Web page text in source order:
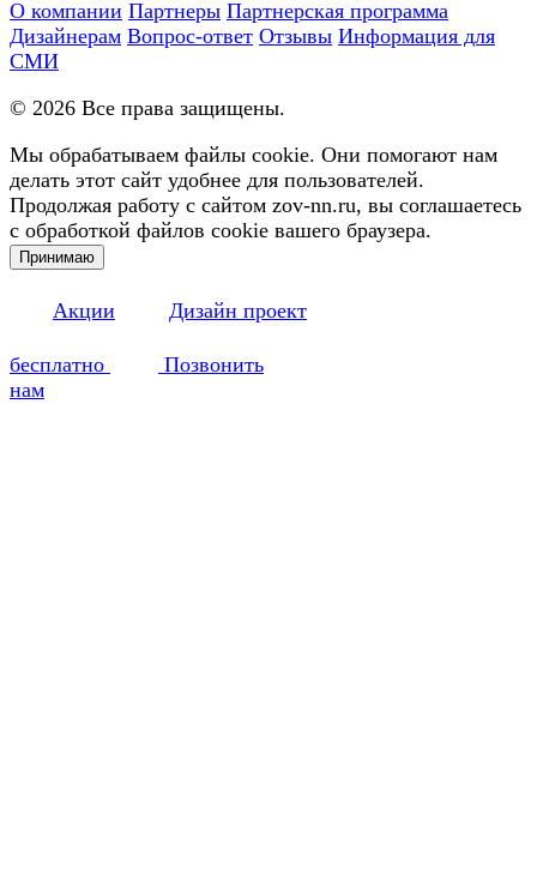
О компании Партнеры Партнерская программа
Дизайнерам Вопрос-ответ Отзывы Информация для
СМИ
© 2026 Все права защищены.
Мы обрабатываем файлы cookie. Они помогают нам
делать этот сайт удобнее для пользователей.
Продолжая работу с сайтом zov-nn.ru, вы соглашаетесь
с обработкой файлов cookie вашего браузера.
Принимаю
Акции Дизайн проект
бесплатно
Позвонить
нам